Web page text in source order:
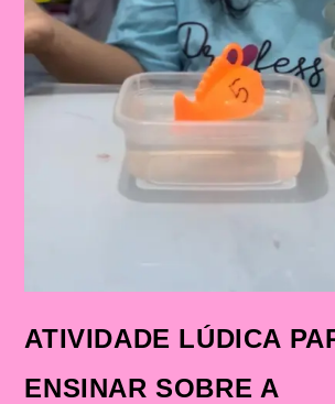
ATIVIDADE LÚDICA
ENSINAR SOBRE A